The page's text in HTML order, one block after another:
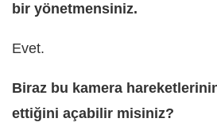
bir yönetmensiniz.
Evet.
Biraz bu kamera
ettiğini açabilir misiniz?